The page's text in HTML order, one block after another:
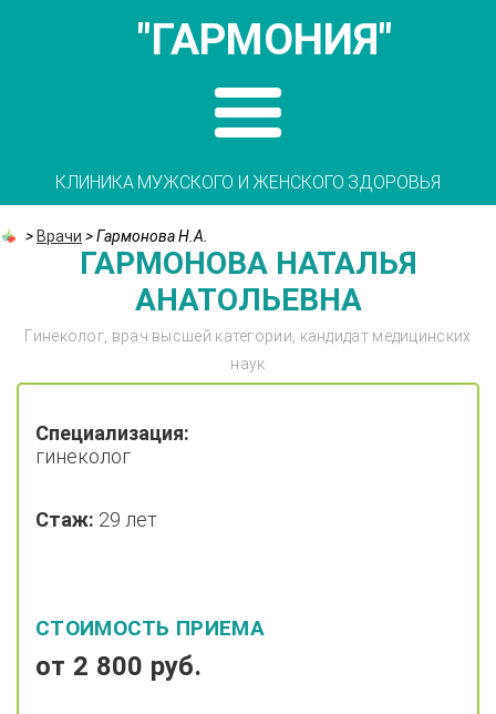
"ГАРМОНИЯ"
КЛИНИКА МУЖСКОГО И ЖЕНСКОГО ЗДОРОВЬЯ
> Врачи >Гармонова Н.А.
ГАРМОНОВА НАТАЛЬЯ
АНАТОЛЬЕВНА
Гинеколог, врач высшей категории, кандидат медицинских
наук
Специализация:
гинеколог
Стаж: 29 лет
СТОИМОСТЬ ПРИЕМА
от 2 800 руб.